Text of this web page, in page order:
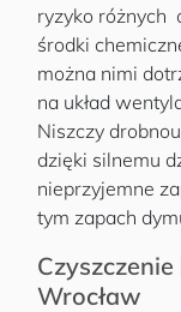
ryzyko różnych
środki
można nimi
na układ
Niszczy
dzięki silnemu
nieprzyjemne
tym zapach
Wrocław